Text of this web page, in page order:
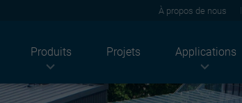
Produits Projets Applications
À propos de nous